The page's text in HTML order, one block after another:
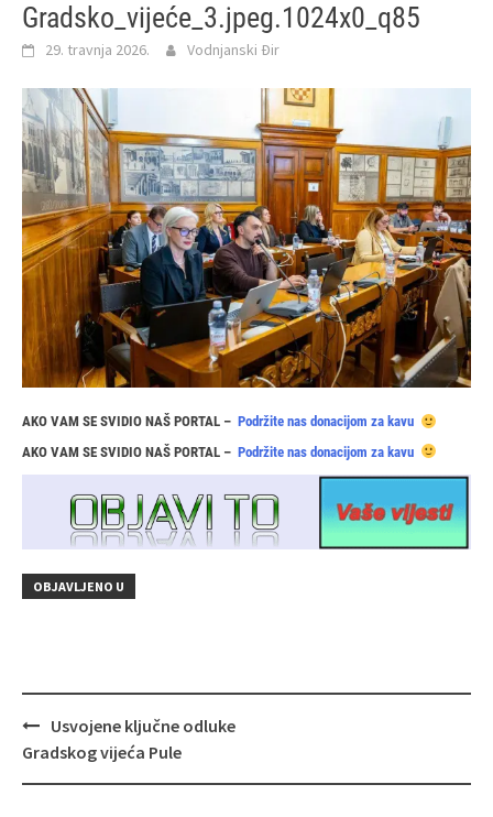
Gradsko_vijeće_3.jpeg.1024x0_q85
29. travnja 2026. Vodnjanski Đir
AKO VAM SE SVIDIO NAŠ PORTAL – Podržite nas donacijom za kavu
AKO VAM SE SVIDIO NAŠ PORTAL – Podržite nas donacijom za kavu
OBJAVLJENO U
Navigacija
objava
Usvojene ključne odluke
Gradskog vijeća Pule